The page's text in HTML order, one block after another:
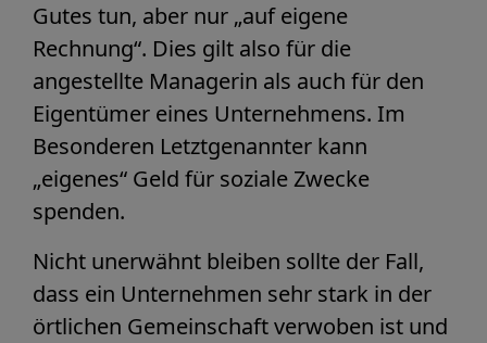
Gutes tun, aber nur „auf eigene
Rechnung“. Dies gilt also für die
angestellte Managerin als auch für den
Eigentümer eines Unternehmens. Im
Besonderen Letztgenannter kann
„eigenes“ Geld für soziale Zwecke
spenden.
Nicht unerwähnt bleiben sollte der Fall,
dass ein Unternehmen sehr stark in der
örtlichen Gemeinschaft verwoben ist und